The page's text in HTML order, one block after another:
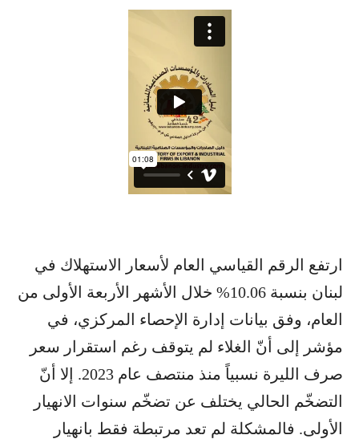
ارتفع الرقم القياسي العام لأسعار الاستهلاك في
لبنان بنسبة 10.06% خلال الأشهر الأربعة الأولى من
العام، وفق بيانات إدارة الإحصاء المركزي، في
مؤشر إلى أنّ الغلاء لم يتوقف رغم استقرار سعر
صرف الليرة نسبياً منذ منتصف عام 2023. إلا أنّ
التضخّم الحالي يختلف عن تضخّم سنوات الانهيار
الأولى. فالمشكلة لم تعد مرتبطة فقط بانهيار